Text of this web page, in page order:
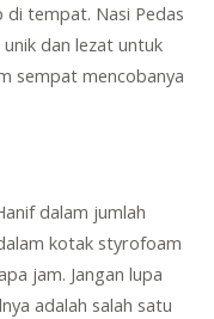
di tempat. Nasi Pedas
dan lezat untuk
sempat mencobanya
dalam jumlah
kotak styrofoam
jam. Jangan lupa
adalah salah satu